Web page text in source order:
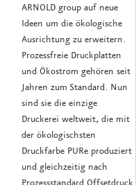
ARNOLD group auf neue
Ideen um die ökologische
Ausrichtung zu erweitern.
Prozessfreie Druckplatten
und Ökostrom gehören seit
Jahren zum Standard. Nun
sind sie die einzige
Druckerei weltweit, die mit
der ökologischsten
Druckfarbe PURe produziert
und gleichzeitig nach
Prozessstandard Offsetdruck